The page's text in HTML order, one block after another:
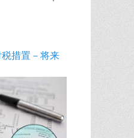
措置－将来